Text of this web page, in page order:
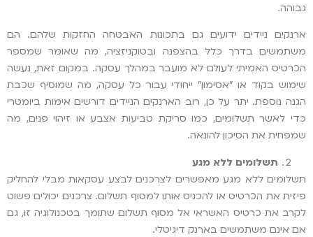
גבוהה.
ארנקים ניידים ידועים גם בתכונות האבטחה החזקות שלהם. הם
משתמשים בדרך כלל בהצפנה ובטוקניזציה, מה שאומר שמספר
הכרטיס האמיתי לעולם לא מועבר במהלך עסקה. במקום זאת, נעשה
שימוש בקוד או "אסימון" ייחודי עבור כל עסקה, מה שמוסיף שכבת
הגנה נוספת. יתר על כן, רוב הארנקים הניידים דורשים אימות ביומטרי
כדי לאשר תשלומים, כמו סריקת טביעות אצבע או זיהוי פנים, מה
שמפחית את הסיכון להונאה.
תשלומים ללא מגע
תשלומים ללא מגע מאפשרים לצרכנים לבצע עסקאות מבלי להחליק
פיזית את הכרטיס או להכניס אותו למסוף תשלום. צרכנים יכולים פשוט
לקרב את כרטיס האשראי אל מסוף תשלום שתומך בטכנולוגיה זו, גם
אם אינם משתמשים בארנק דיגיטלי.